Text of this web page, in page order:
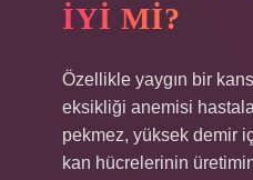
IYI MI?
Özellikle yaygın bir
eksikliği anemisi
pekmez, yüksek demir
kan hücrelerinin